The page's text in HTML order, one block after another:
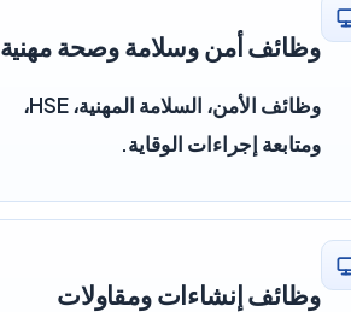
وظائف أمن وسلامة وصحة مهنية
وظائف الأمن، السلامة المهنية، HSE،
ومتابعة إجراءات الوقاية.
وظائف إنشاءات ومقاولات